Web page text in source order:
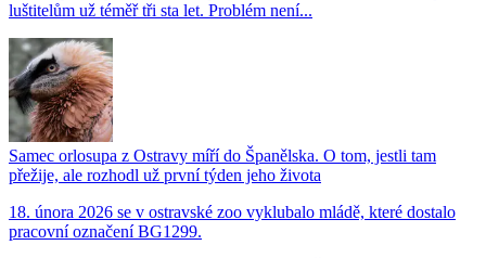
luštitelům už téměř tři sta let. Problém není...
Samec orlosupa z Ostravy míří do Španělska. O tom, jestli tam
přežije, ale rozhodl už první týden jeho života
18. února 2026 se v ostravské zoo vyklubalo mládě, které dostalo
pracovní označení BG1299.